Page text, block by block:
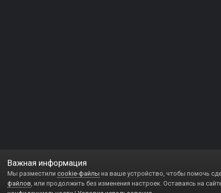
Важная информация
Мы разместили cookie-файлы на ваше устройство, чтобы помочь
файлов, или продолжить без изменения настроек. Оставаясь на